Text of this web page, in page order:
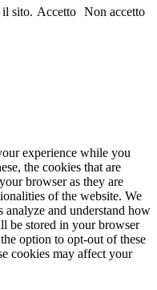
il sito. Accetto Non accetto
experience while you
the cookies that are
browser as they are
of the website. We
analyze and understand how
be stored in your browser
option to opt-out of these
cookies may affect your